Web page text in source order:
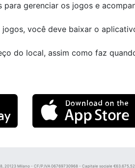
para gerenciar os jogos e
você deve baixar o
do local, assim como faz
20123 Milano - CF/P.IVA 06769730968 - Capitale sociale